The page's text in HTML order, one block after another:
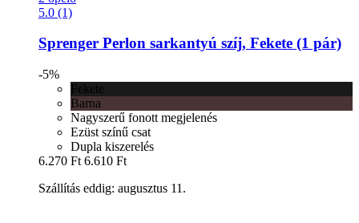
5.0 (1)
Sprenger Perlon sarkantyú szíj, Fekete (1 pár)
-5%
Fekete
Barna
Nagyszerű fonott megjelenés
Ezüst színű csat
Dupla kiszerelés
6.270 Ft 6.610 Ft
Szállítás eddig: augusztus 11.